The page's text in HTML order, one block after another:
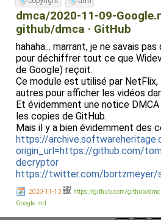
dmca/2020-11-09-
github/dmca · GitHub
hahaha... marrant, je ne savais
pour déchiffrer tout ce que
de Google) reçoit.
Ce module est utilisé par
autres pour afficher les vidéos
Et évidemment une notice
les copies de GitHub.
Mais il y a bien évidemment des
https://
origin_url=https://github.com/
decryptor
https://twitter.com/bortzmeyer/
2020-11-13
https://github.com/github/
Google.md